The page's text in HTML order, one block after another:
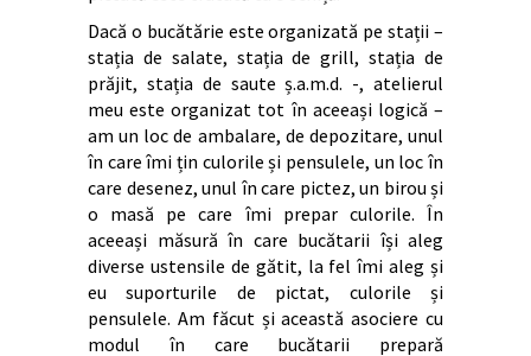
Dacă o bucătărie este organizată pe stații –
stația de salate, stația de grill, stația de
prăjit, stația de saute ș.a.m.d. -, atelierul
meu este organizat tot în aceeași logică –
am un loc de ambalare, de depozitare, unul
în care îmi țin culorile și pensulele, un loc în
care desenez, unul în care pictez, un birou și
o masă pe care îmi prepar culorile. În
aceeași măsură în care bucătarii își aleg
diverse ustensile de gătit, la fel îmi aleg și
eu suporturile de pictat, culorile și
pensulele. Am făcut și această asociere cu
modul în care bucătarii prepară